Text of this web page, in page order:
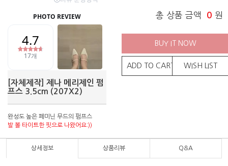
[자체제작] 제나 메리제인 펌
프스 3.5cm (207X2)
완성도 높은 페미닌 무드의 펌프스
발 볼 타이트한 핏으로 나왔어요:))
총 상품 금액 0 원
BUY IT NOW
ADD TO CART WISH LIST
상세정보 상품리뷰 Q&A